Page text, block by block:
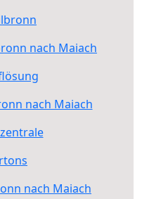
nach Maiach
nach Maiach
nach Maiach